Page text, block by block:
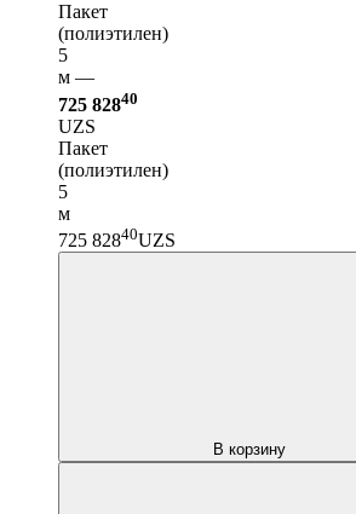
Пакет
(полиэтилен)
5
м —
725 82840
UZS
Пакет
(полиэтилен)
5
м
725 82840UZS
В корзину